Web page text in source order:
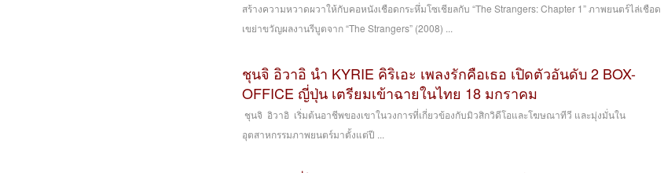
สร้างความหวาดผวาให้กับคอหนังเชือดกระหึ่มโซเชียลกับ “The Strangers: Chapter 1” ภาพยนตร์ไล่เชือด
เขย่าขวัญผลงานรีบูตจาก “The Strangers” (2008) ...
ชุนจิ อิวาอิ นำ KYRIE คิริเอะ เพลงรักคือเธอ เปิดตัวอันดับ 2 BOX-
OFFICE ญี่ปุ่น เตรียมเข้าฉายในไทย 18 มกราคม
ชุนจิ อิวาอิ เริ่มต้นอาชีพของเขาในวงการที่เกี่ยวข้องกับมิวสิกวิดีโอและโฆษณาทีวี และมุ่งมั่นใน
อุตสาหกรรมภาพยนตร์มาตั้งแต่ปี ...